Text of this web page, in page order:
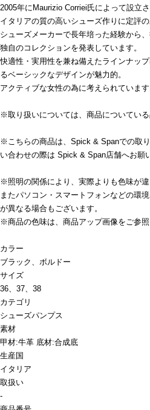
2005年にMaurizio Corriei氏によって設立さ
イタリアの質の高いシューズ作りに定評
シューズメーカーで長年培った経験から、
独自のコレクションを発表しています。
快適性・実用性を兼ね備えたラインナッ
るベーシックなデザインが魅力的。
アクティブな女性の為に考えられています
※取り扱いについては、商品についている
※こちらの商品は、Spick & Spanでの取
い合わせの際は Spick & Span店舗へお願
※照明の関係により、実際よりも色味が違
またパソコン・スマートフォンなどの環
が異なる場合もございます。
※商品の色味は、商品アップ画像をご参照
カラー
ブラック、ボルドー
サイズ
36、37、38
カテゴリ
シューズパンプス
素材
甲材:牛革 底材:合成底
生産国
イタリア
取扱い
-